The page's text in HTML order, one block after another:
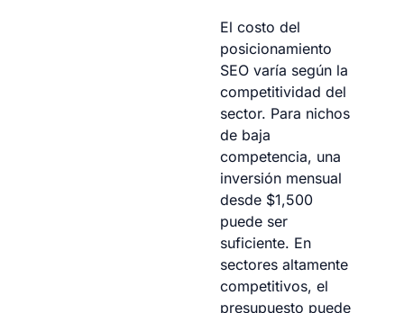
El costo del
posicionamiento
SEO varía según la
competitividad del
sector. Para nichos
de baja
competencia, una
inversión mensual
desde $1,500
puede ser
suficiente. En
sectores altamente
competitivos, el
presupuesto puede